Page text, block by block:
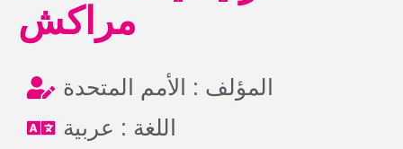
مراكش
المؤلف : الأمم المتحدة
اللغة : عربية